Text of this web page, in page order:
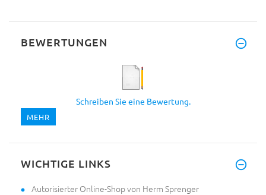
BEWERTUNGEN
Schreiben Sie eine Bewertung.
MEHR
WICHTIGE LINKS
Autorisierter Online-Shop von Herm Sprenger